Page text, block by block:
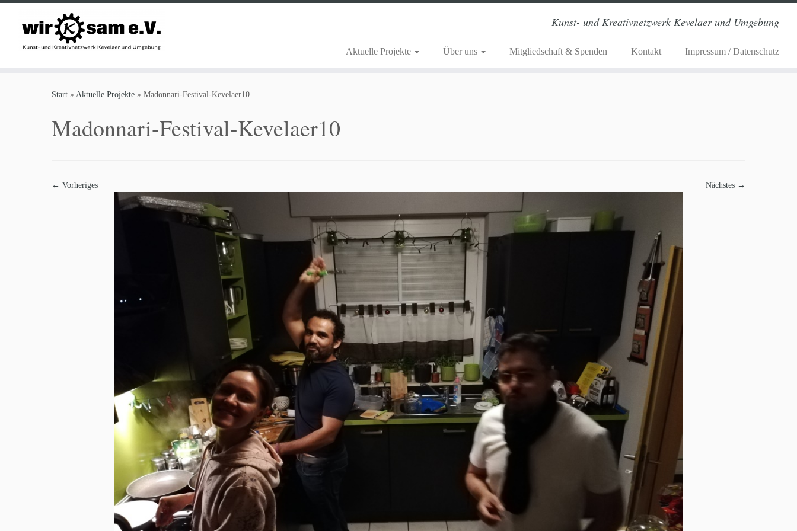
Kunst- und Kreativnetzwerk Kevelaer und Umgebung
Aktuelle Projekte Über uns Mitgliedschaft & Spenden Kontakt Impressum / Datenschutz
Start » Aktuelle Projekte » Madonnari-Festival-Kevelaer10
Madonnari-Festival-Kevelaer10
← Vorheriges Nächstes →